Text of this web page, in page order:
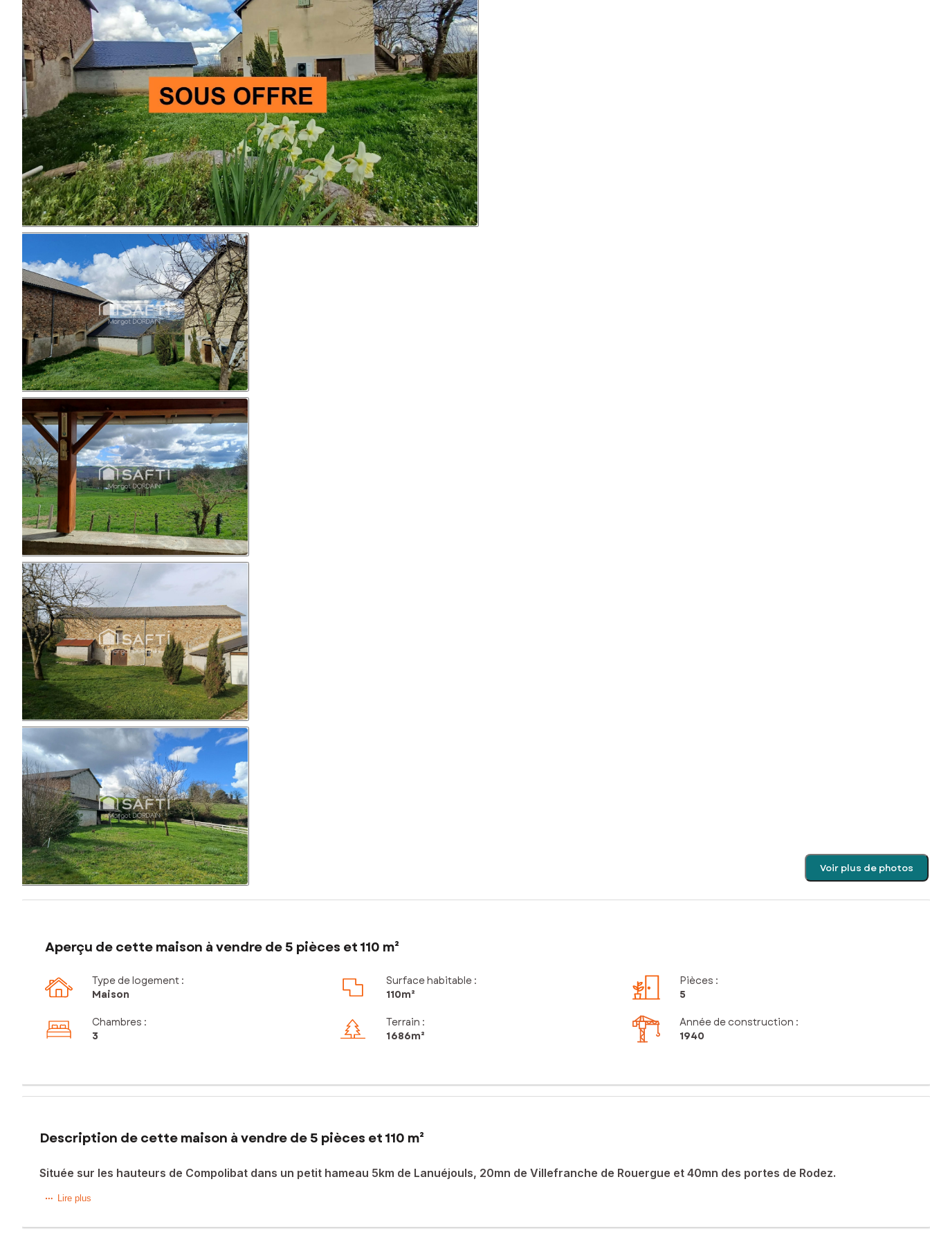
Voir plus de photos
Aperçu de cette maison à vendre de 5 pièces et 110 m²
Type de logement :
Maison
Surface habitable :
110m²
Pièces :
5
Chambres :
3
Terrain :
1 686m²
Année de construction :
1940
Description de cette maison à vendre de 5 pièces et 110 m²
Située sur les hauteurs de Compolibat dans un petit hameau 5km de Lanuéjouls, 20mn de Villefranche de Rouergue et 40mn des portes de Rodez.
Située sur les hauteurs de Compolibat dans un petit hameau à 5km de Lanuéjouls, 20mn de Villefranche de Rouergue et 40mn des portes de Rodez, cette propriété offre un cadre de vie
Nichée sur un terrain d'environ 1700 m² avec une source, elle bénéficie d'un environnement préservé tout en étant proche des commodités essentielles.
Lire plus